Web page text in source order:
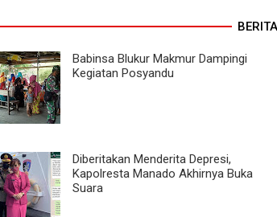
Babinsa Blukur Makmur Dampingi
Kegiatan Posyandu
Diberitakan Menderita Depresi,
Kapolresta Manado Akhirnya Buka
Suara